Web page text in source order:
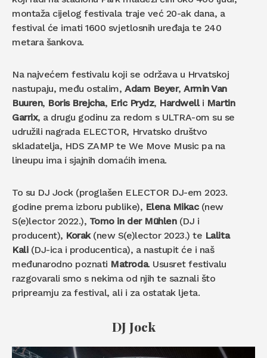
montaža cijelog festivala traje već 20-ak dana, a
festival će imati 1600 svjetlosnih uređaja te 240
metara šankova.
Na najvećem festivalu koji se održava u Hrvatskoj
nastupaju, među ostalim,Adam Beyer,Armin Van
Buuren, Boris Brejcha, Eric Prydz, Hardwelli Martin
Garrix, a drugu godinu za redom s ULTRA-om su se
udružili nagrada ELECTOR, Hrvatsko društvo
skladatelja, HDS ZAMP te We Move Music pa na
lineupu ima i sjajnih domaćih imena.
To su DJ Jock (proglašen ELECTOR DJ-em 2023.
godine prema izboru publike), Elena Mikac(new
S(e)lector 2022.), Tomo in der Mühlen(DJ i
producent), Korak (new S(e)lector 2023.) te Lalita
Kali(DJ-ica i producentica), a nastupit će i naš
međunarodno poznati Matroda. Ususret festivalu
razgovarali smo s nekima od njih te saznali što
pripreamju za festival, ali i za ostatak ljeta.
DJ Jock